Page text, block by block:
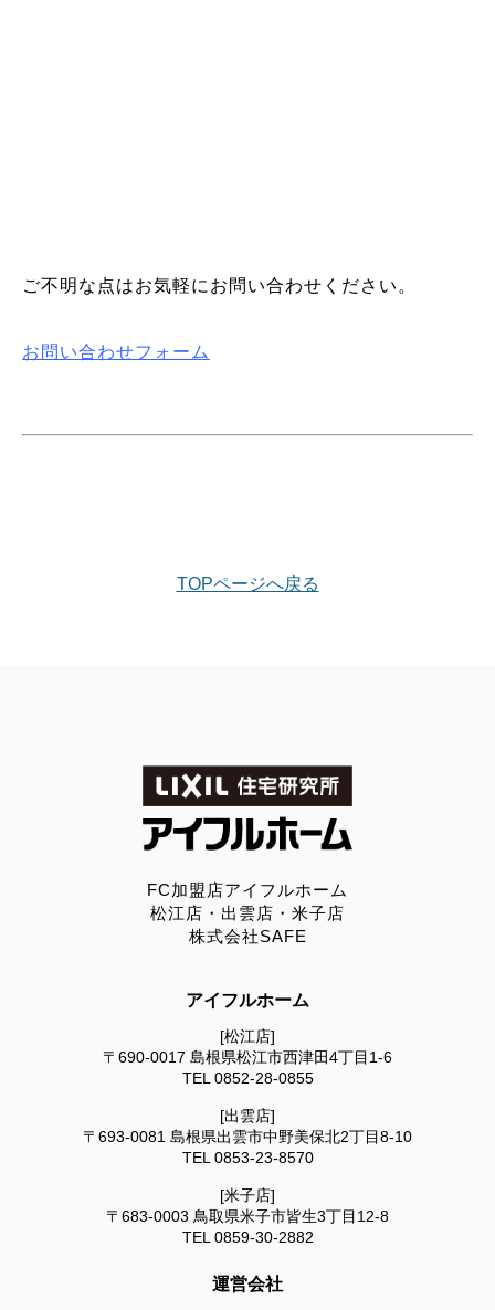
ご不明な点はお気軽にお問い合わせください。
お問い合わせフォーム
TOPページへ戻る
FC加盟店アイフルホーム
松江店・出雲店・米子店
株式会社SAFE
アイフルホーム
[松江店]
〒690-0017 島根県松江市西津田4丁目1-6
TEL 0852-28-0855
[出雲店]
〒693-0081 島根県出雲市中野美保北2丁目8-10
TEL 0853-23-8570
[米子店]
〒683-0003 鳥取県米子市皆生3丁目12-8
TEL 0859-30-2882
運営会社